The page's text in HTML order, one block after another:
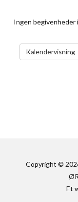
Ingen begivenheder
Kalendervisning
Copyright ©
Et